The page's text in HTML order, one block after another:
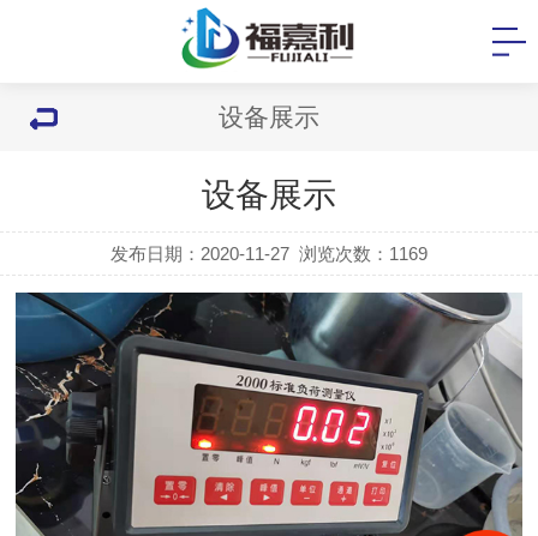
设备展示
设备展示
发布日期：2020-11-27 浏览次数： 1169